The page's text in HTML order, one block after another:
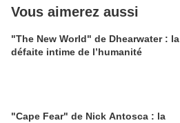
Vous aimerez aussi
"The New World" de Dhearwater : la
défaite intime de l’humanité
"Cape Fear" de Nick Antosca : la